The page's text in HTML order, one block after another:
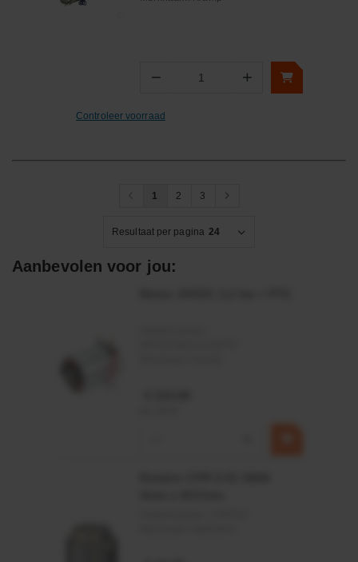
− Aantal +
Controleer voorraad
1 2 3
Resultaat per pagina 24
Aanbevolen voor jou: